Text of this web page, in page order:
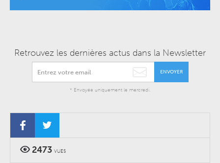
Retrouvez les dernières actus dans la Newsletter
ENVOYER
* Envoyée uniquement le mercredi.
2473 VUES